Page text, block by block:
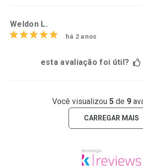
Weldon L.
há 2 anos
esta avaliação foi útil?
Você visualizou 5 de 9
CARREGAR MAIS